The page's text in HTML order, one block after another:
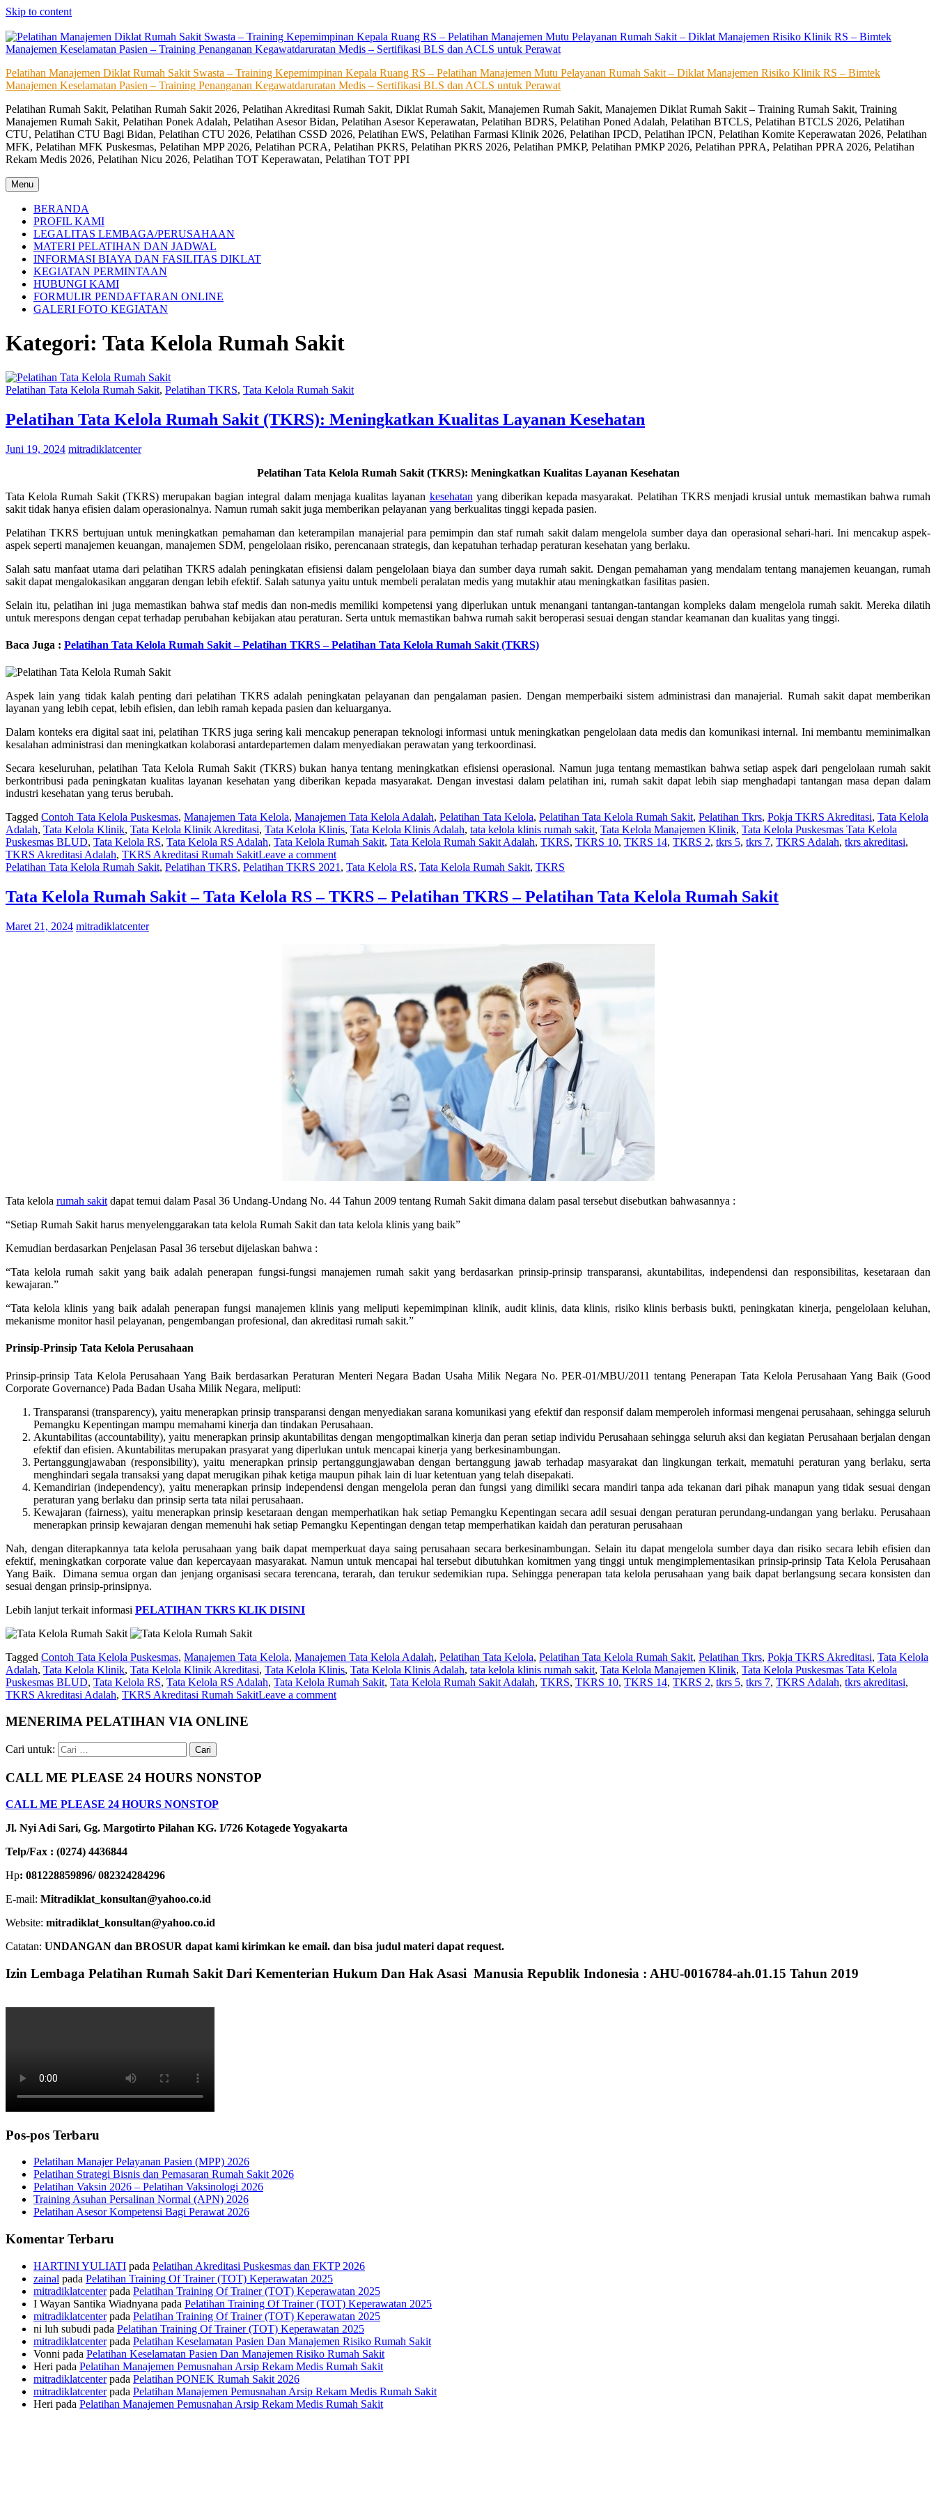
Skip to content
Pelatihan Manajemen Diklat Rumah Sakit Swasta – Training Kepemimpinan Kepala Ruang RS – Pelatihan Manajemen Mutu Pelayanan Rumah Sakit – Diklat Manajemen Risiko Klinik RS – Bimtek
Manajemen Keselamatan Pasien – Training Penanganan Kegawatdaruratan Medis – Sertifikasi BLS dan ACLS untuk Perawat
Pelatihan Rumah Sakit, Pelatihan Rumah Sakit 2026, Pelatihan Akreditasi Rumah Sakit, Diklat Rumah Sakit, Manajemen Rumah Sakit, Manajemen Diklat Rumah Sakit – Training Rumah Sakit, Training
Manajemen Rumah Sakit, Pelatihan Ponek Adalah, Pelatihan Asesor Bidan, Pelatihan Asesor Keperawatan, Pelatihan BDRS, Pelatihan Poned Adalah, Pelatihan BTCLS, Pelatihan BTCLS 2026, Pelatihan
CTU, Pelatihan CTU Bagi Bidan, Pelatihan CTU 2026, Pelatihan CSSD 2026, Pelatihan EWS, Pelatihan Farmasi Klinik 2026, Pelatihan IPCD, Pelatihan IPCN, Pelatihan Komite Keperawatan 2026, Pelatihan
MFK, Pelatihan MFK Puskesmas, Pelatihan MPP 2026, Pelatihan PCRA, Pelatihan PKRS, Pelatihan PKRS 2026, Pelatihan PMKP, Pelatihan PMKP 2026, Pelatihan PPRA, Pelatihan PPRA 2026, Pelatihan
Rekam Medis 2026, Pelatihan Nicu 2026, Pelatihan TOT Keperawatan, Pelatihan TOT PPI
Menu
BERANDA
PROFIL KAMI
LEGALITAS LEMBAGA/PERUSAHAAN
MATERI PELATIHAN DAN JADWAL
INFORMASI BIAYA DAN FASILITAS DIKLAT
KEGIATAN PERMINTAAN
HUBUNGI KAMI
FORMULIR PENDAFTARAN ONLINE
GALERI FOTO KEGIATAN
Kategori: Tata Kelola Rumah Sakit
Pelatihan Tata Kelola Rumah Sakit, Pelatihan TKRS, Tata Kelola Rumah Sakit
Pelatihan Tata Kelola Rumah Sakit (TKRS): Meningkatkan Kualitas Layanan Kesehatan
Juni 19, 2024 mitradiklatcenter
Pelatihan Tata Kelola Rumah Sakit (TKRS): Meningkatkan Kualitas Layanan Kesehatan
Tata Kelola Rumah Sakit (TKRS) merupakan bagian integral dalam menjaga kualitas layanan kesehatan yang diberikan kepada masyarakat. Pelatihan TKRS menjadi krusial untuk memastikan bahwa rumah
sakit tidak hanya efisien dalam operasionalnya. Namun rumah sakit juga memberikan pelayanan yang berkualitas tinggi kepada pasien.
Pelatihan TKRS bertujuan untuk meningkatkan pemahaman dan keterampilan manajerial para pemimpin dan staf rumah sakit dalam mengelola sumber daya dan operasional sehari-hari. Ini mencakup aspek-
aspek seperti manajemen keuangan, manajemen SDM, pengelolaan risiko, perencanaan strategis, dan kepatuhan terhadap peraturan kesehatan yang berlaku.
Salah satu manfaat utama dari pelatihan TKRS adalah peningkatan efisiensi dalam pengelolaan biaya dan sumber daya rumah sakit. Dengan pemahaman yang mendalam tentang manajemen keuangan, rumah
sakit dapat mengalokasikan anggaran dengan lebih efektif. Salah satunya yaitu untuk membeli peralatan medis yang mutakhir atau meningkatkan fasilitas pasien.
Selain itu, pelatihan ini juga memastikan bahwa staf medis dan non-medis memiliki kompetensi yang diperlukan untuk menangani tantangan-tantangan kompleks dalam mengelola rumah sakit. Mereka dilatih
untuk merespons dengan cepat terhadap perubahan kebijakan atau peraturan. Serta untuk memastikan bahwa rumah sakit beroperasi sesuai dengan standar keamanan dan kualitas yang tinggi.
Baca Juga : Pelatihan Tata Kelola Rumah Sakit – Pelatihan TKRS – Pelatihan Tata Kelola Rumah Sakit (TKRS)
Aspek lain yang tidak kalah penting dari pelatihan TKRS adalah peningkatan pelayanan dan pengalaman pasien. Dengan memperbaiki sistem administrasi dan manajerial. Rumah sakit dapat memberikan
layanan yang lebih cepat, lebih efisien, dan lebih ramah kepada pasien dan keluarganya.
Dalam konteks era digital saat ini, pelatihan TKRS juga sering kali mencakup penerapan teknologi informasi untuk meningkatkan pengelolaan data medis dan komunikasi internal. Ini membantu meminimalkan
kesalahan administrasi dan meningkatkan kolaborasi antardepartemen dalam menyediakan perawatan yang terkoordinasi.
Secara keseluruhan, pelatihan Tata Kelola Rumah Sakit (TKRS) bukan hanya tentang meningkatkan efisiensi operasional. Namun juga tentang memastikan bahwa setiap aspek dari pengelolaan rumah sakit
berkontribusi pada peningkatan kualitas layanan kesehatan yang diberikan kepada masyarakat. Dengan investasi dalam pelatihan ini, rumah sakit dapat lebih siap menghadapi tantangan masa depan dalam
industri kesehatan yang terus berubah.
Tagged Contoh Tata Kelola Puskesmas, Manajemen Tata Kelola, Manajemen Tata Kelola Adalah, Pelatihan Tata Kelola, Pelatihan Tata Kelola Rumah Sakit, Pelatihan Tkrs, Pokja TKRS Akreditasi, Tata Kelola
Adalah, Tata Kelola Klinik, Tata Kelola Klinik Akreditasi, Tata Kelola Klinis, Tata Kelola Klinis Adalah, tata kelola klinis rumah sakit, Tata Kelola Manajemen Klinik, Tata Kelola Puskesmas Tata Kelola
Puskesmas BLUD, Tata Kelola RS, Tata Kelola RS Adalah, Tata Kelola Rumah Sakit, Tata Kelola Rumah Sakit Adalah, TKRS, TKRS 10, TKRS 14, TKRS 2, tkrs 5, tkrs 7, TKRS Adalah, tkrs akreditasi,
TKRS Akreditasi Adalah, TKRS Akreditasi Rumah SakitLeave a comment
Pelatihan Tata Kelola Rumah Sakit, Pelatihan TKRS, Pelatihan TKRS 2021 , Tata Kelola RS, Tata Kelola Rumah Sakit, TKRS
Tata Kelola Rumah Sakit – Tata Kelola RS – TKRS – Pelatihan TKRS – Pelatihan Tata Kelola Rumah Sakit
Maret 21, 2024 mitradiklatcenter
Tata kelola rumah sakit dapat temui dalam Pasal 36 Undang-Undang No. 44 Tahun 2009 tentang Rumah Sakit dimana dalam pasal tersebut disebutkan bahwasannya :
“Setiap Rumah Sakit harus menyelenggarakan tata kelola Rumah Sakit dan tata kelola klinis yang baik”
Kemudian berdasarkan Penjelasan Pasal 36 tersebut dijelaskan bahwa :
“Tata kelola rumah sakit yang baik adalah penerapan fungsi-fungsi manajemen rumah sakit yang berdasarkan prinsip-prinsip transparansi, akuntabilitas, independensi dan responsibilitas, kesetaraan dan
kewajaran.”
“Tata kelola klinis yang baik adalah penerapan fungsi manajemen klinis yang meliputi kepemimpinan klinik, audit klinis, data klinis, risiko klinis berbasis bukti, peningkatan kinerja, pengelolaan keluhan,
mekanisme monitor hasil pelayanan, pengembangan profesional, dan akreditasi rumah sakit.”
Prinsip-Prinsip Tata Kelola Perusahaan
Prinsip-prinsip Tata Kelola Perusahaan Yang Baik berdasarkan Peraturan Menteri Negara Badan Usaha Milik Negara No. PER-01/MBU/2011 tentang Penerapan Tata Kelola Perusahaan Yang Baik (Good
Corporate Governance) Pada Badan Usaha Milik Negara, meliputi:
Transparansi (transparency), yaitu menerapkan prinsip transparansi dengan menyediakan sarana komunikasi yang efektif dan responsif dalam memperoleh informasi mengenai perusahaan, sehingga seluruh
Pemangku Kepentingan mampu memahami kinerja dan tindakan Perusahaan.
Akuntabilitas (accountability), yaitu menerapkan prinsip akuntabilitas dengan mengoptimalkan kinerja dan peran setiap individu Perusahaan sehingga seluruh aksi dan kegiatan Perusahaan berjalan dengan
efektif dan efisien. Akuntabilitas merupakan prasyarat yang diperlukan untuk mencapai kinerja yang berkesinambungan.
Pertanggungjawaban (responsibility), yaitu menerapkan prinsip pertanggungjawaban dengan bertanggung jawab terhadap masyarakat dan lingkungan terkait, mematuhi peraturan yang berlaku, serta
menghindari segala transaksi yang dapat merugikan pihak ketiga maupun pihak lain di luar ketentuan yang telah disepakati.
Kemandirian (independency), yaitu menerapkan prinsip independensi dengan mengelola peran dan fungsi yang dimiliki secara mandiri tanpa ada tekanan dari pihak manapun yang tidak sesuai dengan
peraturan yang berlaku dan prinsip serta tata nilai perusahaan.
Kewajaran (fairness), yaitu menerapkan prinsip kesetaraan dengan memperhatikan hak setiap Pemangku Kepentingan secara adil sesuai dengan peraturan perundang-undangan yang berlaku. Perusahaan
menerapkan prinsip kewajaran dengan memenuhi hak setiap Pemangku Kepentingan dengan tetap memperhatikan kaidah dan peraturan perusahaan
Nah, dengan diterapkannya tata kelola perusahaan yang baik dapat memperkuat daya saing perusahaan secara berkesinambungan. Selain itu dapat mengelola sumber daya dan risiko secara lebih efisien dan
efektif, meningkatkan corporate value dan kepercayaan masyarakat. Namun untuk mencapai hal tersebut dibutuhkan komitmen yang tinggi untuk mengimplementasikan prinsip-prinsip Tata Kelola Perusahaan
Yang Baik. Dimana semua organ dan jenjang organisasi secara terencana, terarah, dan terukur sedemikian rupa. Sehingga penerapan tata kelola perusahaan yang baik dapat berlangsung secara konsisten dan
sesuai dengan prinsip-prinsipnya.
Lebih lanjut terkait informasi PELATIHAN TKRS KLIK DISINI
Tagged Contoh Tata Kelola Puskesmas, Manajemen Tata Kelola, Manajemen Tata Kelola Adalah, Pelatihan Tata Kelola, Pelatihan Tata Kelola Rumah Sakit, Pelatihan Tkrs, Pokja TKRS Akreditasi, Tata Kelola
Adalah, Tata Kelola Klinik, Tata Kelola Klinik Akreditasi, Tata Kelola Klinis, Tata Kelola Klinis Adalah, tata kelola klinis rumah sakit, Tata Kelola Manajemen Klinik, Tata Kelola Puskesmas Tata Kelola
Puskesmas BLUD, Tata Kelola RS, Tata Kelola RS Adalah, Tata Kelola Rumah Sakit, Tata Kelola Rumah Sakit Adalah, TKRS, TKRS 10, TKRS 14, TKRS 2, tkrs 5, tkrs 7, TKRS Adalah, tkrs akreditasi,
TKRS Akreditasi Adalah, TKRS Akreditasi Rumah SakitLeave a comment
MENERIMA PELATIHAN VIA ONLINE
Cari untuk:
CALL ME PLEASE 24 HOURS NONSTOP
CALL ME PLEASE 24 HOURS NONSTOP
Jl. Nyi Adi Sari, Gg. Margotirto Pilahan KG. I/726 Kotagede Yogyakarta
Telp/Fax : (0274) 4436844
Hp: 081228859896/ 082324284296
E-mail: Mitradiklat_konsultan@yahoo.co.id
Website: mitradiklat_konsultan@yahoo.co.id
Catatan: UNDANGAN dan BROSUR dapat kami kirimkan ke email. dan bisa judul materi dapat request.
Izin Lembaga Pelatihan Rumah Sakit Dari Kementerian Hukum Dan Hak Asasi Manusia Republik Indonesia : AHU-0016784-ah.01.15 Tahun 2019
Pos-pos Terbaru
Pelatihan Manajer Pelayanan Pasien (MPP) 2026
Pelatihan Strategi Bisnis dan Pemasaran Rumah Sakit 2026
Pelatihan Vaksin 2026 – Pelatihan Vaksinologi 2026
Training Asuhan Persalinan Normal (APN) 2026
Pelatihan Asesor Kompetensi Bagi Perawat 2026
Komentar Terbaru
HARTINI YULIATI pada Pelatihan Akreditasi Puskesmas dan FKTP 2026
zainal pada Pelatihan Training Of Trainer (TOT) Keperawatan 2025
mitradiklatcenterpada Pelatihan Training Of Trainer (TOT) Keperawatan 2025
I Wayan Santika Wiadnyana pada Pelatihan Training Of Trainer (TOT) Keperawatan 2025
mitradiklatcenterpada Pelatihan Training Of Trainer (TOT) Keperawatan 2025
ni luh subudi pada Pelatihan Training Of Trainer (TOT) Keperawatan 2025
mitradiklatcenterpada Pelatihan Keselamatan Pasien Dan Manajemen Risiko Rumah Sakit
Vonni pada Pelatihan Keselamatan Pasien Dan Manajemen Risiko Rumah Sakit
Heri pada Pelatihan Manajemen Pemusnahan Arsip Rekam Medis Rumah Sakit
mitradiklatcenterpada Pelatihan PONEK Rumah Sakit 2026
mitradiklatcenterpada Pelatihan Manajemen Pemusnahan Arsip Rekam Medis Rumah Sakit
Heri pada Pelatihan Manajemen Pemusnahan Arsip Rekam Medis Rumah Sakit